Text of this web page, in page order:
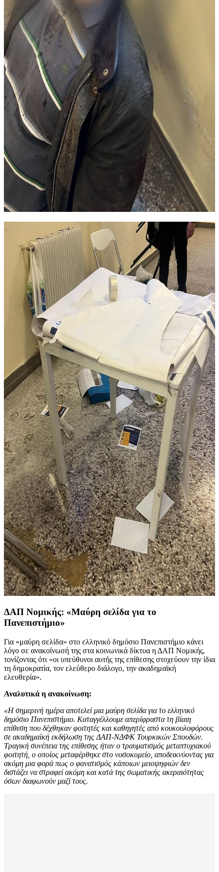
ΔΑΠ Νομικής: «Μαύρη σελίδα για το
Πανεπιστήμιο»
Για «μαύρη σελίδα» στο ελληνικό δημόσιο Πανεπιστήμιο κάνει
λόγο σε ανακοίνωσή της στα κοινωνικά δίκτυα η ΔΑΠ Νομικής,
τονίζοντας ότι «οι υπεύθυνοι αυτής της επίθεσης στοχεύουν την ίδια
τη δημοκρατία, τον ελεύθερο διάλογο, την ακαδημαϊκή
ελευθερία».
Αναλυτικά η ανακοίνωση:
«Η σημερινή ημέρα αποτελεί μια μαύρη σελίδα για το ελληνικό
δημόσιο Πανεπιστήμιο. Καταγγέλλουμε απερίφραστα τη βίαιη
επίθεση που δέχθηκαν φοιτητές και καθηγητές από κουκουλοφόρους
σε ακαδημαϊκή εκδήλωση της ΔΑΠ-ΝΔΦΚ Τουρκικών Σπουδών.
Τραγική συνέπεια της επίθεσης ήταν ο τραυματισμός μεταπτυχιακού
φοιτητή, ο οποίος μεταφέρθηκε στο νοσοκομείο, αποδεικνύοντας για
ακόμη μια φορά πως ο φανατισμός κάποιων μειοψηφιών δεν
διστάζει να στραφεί ακόμη και κατά της σωματικής ακεραιότητας
όσων διαφωνούν μαζί τους.